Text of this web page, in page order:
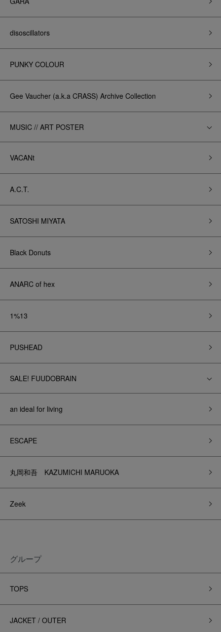
disoscillators
PUNKY COLOUR
Gee Vaucher (a.k.a CRASS) Archive Collection
MUSIC // ART POSTER
VACANt
A.C.T.
SATOSHI MIYATA
Black Donuts
ANARC of hex
1%13
PUSHEAD
SALE! FUUDOBRAIN
an ideal for living
ESCAPE
丸岡和吾 KAZUMICHI MARUOKA
Zeek
グループ
TOPS
JACKET / OUTER